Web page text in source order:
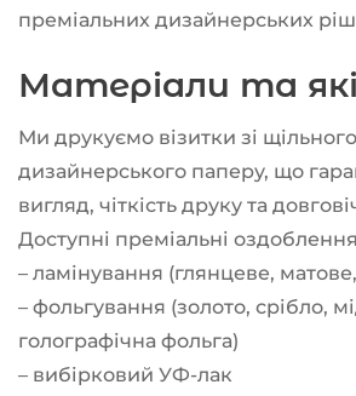
преміальних дизайнерських
Матеріали та
Ми друкуємо візитки зі
дизайнерського паперу, що
вигляд, чіткість друку та
Доступні преміальні
– ламінування (глянцеве,
– фольгування (золото, срібло,
голографічна фольга)
– вибірковий УФ-лак